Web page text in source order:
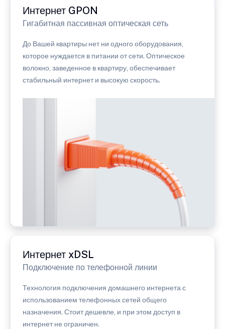
Интернет GPON
Гигабитная пассивная оптическая сеть
До Вашей квартиры нет ни одного оборудования,
которое нуждается в питании от сети. Оптическое
волокно, заведенное в квартиру, обеспечивает
стабильный интернет и высокую скорость.
Интернет xDSL
Подключение по телефонной линии
Технология подключения домашнего интернета с
использованием телефонных сетей общего
назначения. Стоит дешевле, и при этом доступ в
интернет не ограничен.